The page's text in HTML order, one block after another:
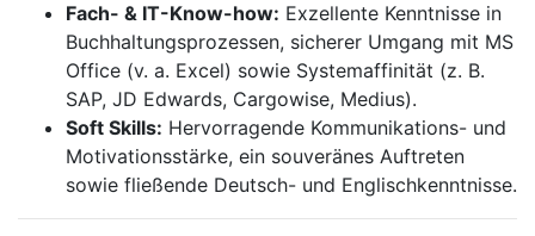
Fach- & IT-Know-how: Exzellente Kenntnisse in
Buchhaltungsprozessen, sicherer Umgang mit MS
Office (v. a. Excel) sowie Systemaffinität (z. B.
SAP, JD Edwards, Cargowise, Medius).
Soft Skills: Hervorragende Kommunikations- und
Motivationsstärke, ein souveränes Auftreten
sowie fließende Deutsch- und Englischkenntnisse.